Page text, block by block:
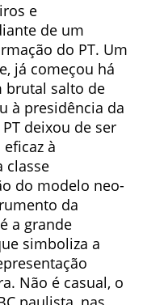
e
de um
do PT. Um
já começou há
brutal salto de
à presidência da
deixou de ser
à
classe
do modelo neo-
da
a grande
simboliza a
Não é casual, o